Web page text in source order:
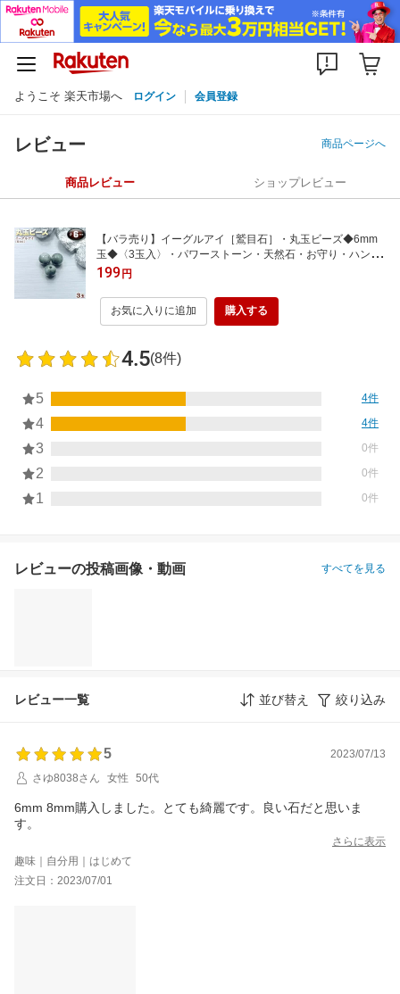
ようこそ 楽天市場へ ログイン 会員登録
レビュー 商品ページへ
商品レビュー ショップレビュー
【バラ売り】イーグルアイ［鷲目石］・丸玉ビーズ◆6mm
玉◆〈3玉入〉・パワーストーン・天然石・お守り・ハンド
メイド・手作り・パーツ・☆全てを見通す勝負運の石☆
199円
お気に入りに追加 購入する
4.5(8件)
5 4件
4 4件
3 0件
2 0件
1 0件
レビューの投稿画像・動画 すべてを見る
レビュー一覧 並び替え 絞り込み
5
2023/07/13
さゆ8038さん
女性 50代
6mm 8mm購入しました。とても綺麗です。良い石だと思いま
す。
さらに表示
趣味｜自分用｜はじめて
注文日：2023/07/01